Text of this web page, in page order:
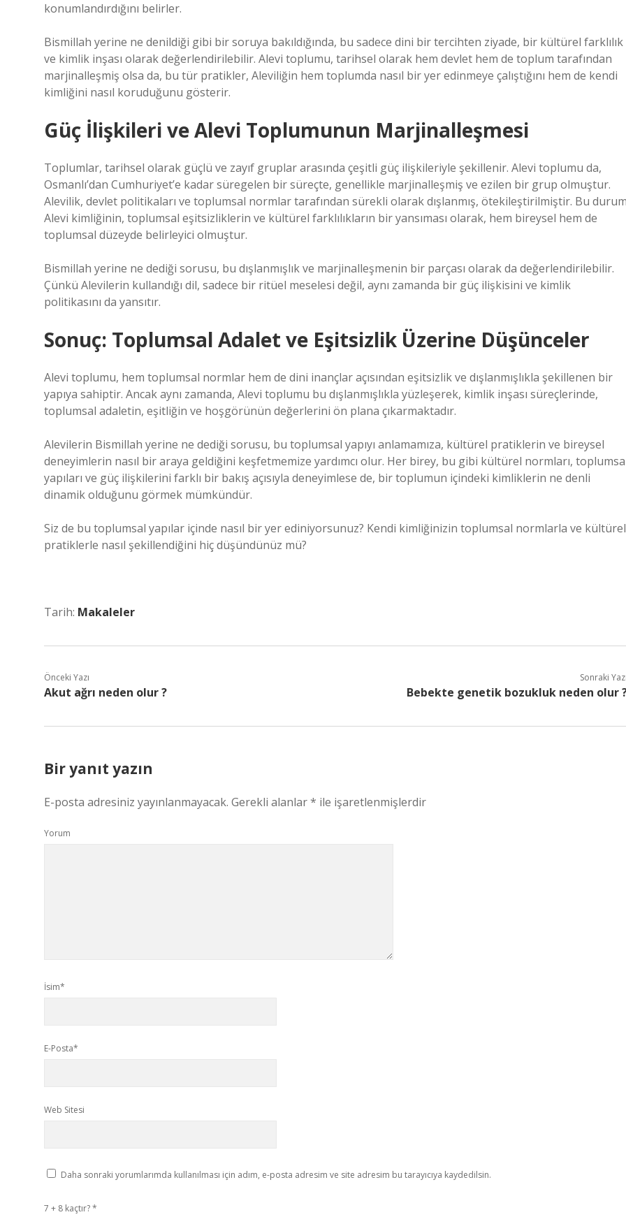
konumlandırdığını belirler.
Bismillah yerine ne denildiği gibi bir soruya bakıldığında, bu sadece dini bir tercihten ziyade, bir kültürel farklılık
ve kimlik inşası olarak değerlendirilebilir. Alevi toplumu, tarihsel olarak hem devlet hem de toplum tarafından
marjinalleşmiş olsa da, bu tür pratikler, Aleviliğin hem toplumda nasıl bir yer edinmeye çalıştığını hem de kendi
kimliğini nasıl koruduğunu gösterir.
Güç İlişkileri ve Alevi Toplumunun Marjinalleşmesi
Toplumlar, tarihsel olarak güçlü ve zayıf gruplar arasında çeşitli güç ilişkileriyle şekillenir. Alevi toplumu da,
Osmanlı’dan Cumhuriyet’e kadar süregelen bir süreçte, genellikle marjinalleşmiş ve ezilen bir grup olmuştur.
Alevilik, devlet politikaları ve toplumsal normlar tarafından sürekli olarak dışlanmış, ötekileştirilmiştir. Bu
Alevi kimliğinin, toplumsal eşitsizliklerin ve kültürel farklılıkların bir yansıması olarak, hem bireysel hem de
toplumsal düzeyde belirleyici olmuştur.
Bismillah yerine ne dediği sorusu, bu dışlanmışlık ve marjinalleşmenin bir parçası olarak da değerlendirilebilir.
Çünkü Alevilerin kullandığı dil, sadece bir ritüel meselesi değil, aynı zamanda bir güç ilişkisini ve kimlik
politikasını da yansıtır.
Sonuç: Toplumsal Adalet ve Eşitsizlik Üzerine Düşünceler
Alevi toplumu, hem toplumsal normlar hem de dini inançlar açısından eşitsizlik ve dışlanmışlıkla şekillenen bir
yapıya sahiptir. Ancak aynı zamanda, Alevi toplumu bu dışlanmışlıkla yüzleşerek, kimlik inşası süreçlerinde,
toplumsal adaletin, eşitliğin ve hoşgörünün değerlerini ön plana çıkarmaktadır.
Alevilerin Bismillah yerine ne dediği sorusu, bu toplumsal yapıyı anlamamıza, kültürel pratiklerin ve bireysel
deneyimlerin nasıl bir araya geldiğini keşfetmemize yardımcı olur. Her birey, bu gibi kültürel normları,
yapıları ve güç ilişkilerini farklı bir bakış açısıyla deneyimlese de, bir toplumun içindeki kimliklerin ne denli
dinamik olduğunu görmek mümkündür.
Siz de bu toplumsal yapılar içinde nasıl bir yer ediniyorsunuz? Kendi kimliğinizin toplumsal normlarla ve kültürel
pratiklerle nasıl şekillendiğini hiç düşündünüz mü?
Tarih: Makaleler
Önceki Yazı
Akut ağrı neden olur ?
Sonraki
Bebekte genetik bozukluk neden olur
Bir yanıt yazın
E-posta adresiniz yayınlanmayacak. Gerekli alanlar* ile işaretlenmişlerdir
Yorum
İsim*
E-Posta*
Web Sitesi
Daha sonraki yorumlarımda kullanılması için adım, e-posta adresim ve site adresim bu tarayıcıya kaydedilsin.
7 + 8 kaçtır?*